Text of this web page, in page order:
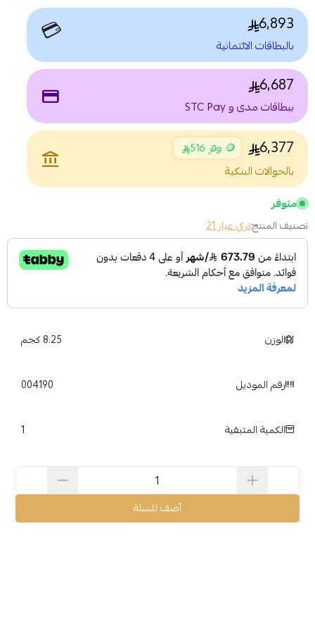
6,893
بالبطاقات الائتمانية 💳
6,687
ببطاقات مدى و STC Pay payment
6,377 🪙 وفر 516
بالحوالات البنكية
account_balance
متوفر
تصنيف المنتج:تركي عيار 21
الوزن 8.25 كجم
رقم الموديل 004190
الكمية المتبقية 1
أضف للسلة